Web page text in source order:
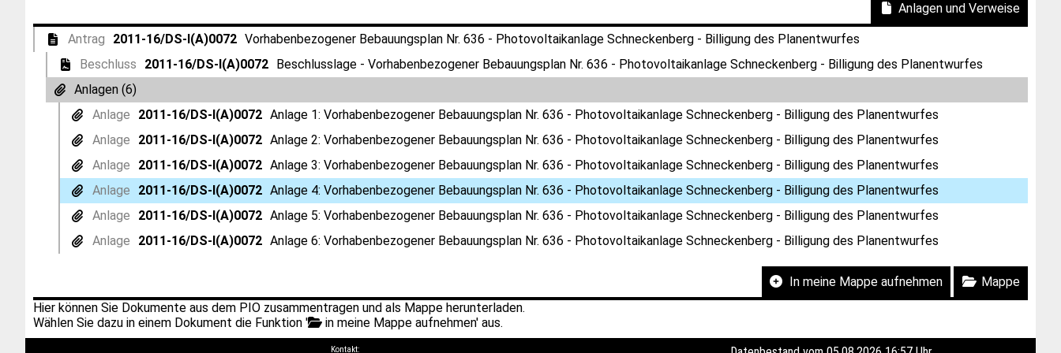
Anlagen und Verweise
Antrag 2011-16/DS-I(A)0072 Vorhabenbezogener Bebauungsplan Nr. 636 - Photovoltaikanlage Schneckenberg - Billigung des Planentwurfes
Beschluss
2011-16/DS-I(A)0072 Beschlusslage - Vorhabenbezogener Bebauungsplan Nr. 636 - Photovoltaikanlage Schneckenberg - Billigung des Planentwurfes
Anlagen (6)
Anlage
2011-16/DS-I(A)0072 Anlage 1: Vorhabenbezogener Bebauungsplan Nr. 636 - Photovoltaikanlage Schneckenberg - Billigung des Planentwurfes
Anlage
2011-16/DS-I(A)0072 Anlage 2: Vorhabenbezogener Bebauungsplan Nr. 636 - Photovoltaikanlage Schneckenberg - Billigung des Planentwurfes
Anlage
2011-16/DS-I(A)0072 Anlage 3: Vorhabenbezogener Bebauungsplan Nr. 636 - Photovoltaikanlage Schneckenberg - Billigung des Planentwurfes
Anlage
2011-16/DS-I(A)0072 Anlage 4: Vorhabenbezogener Bebauungsplan Nr. 636 - Photovoltaikanlage Schneckenberg - Billigung des Planentwurfes
Anlage
2011-16/DS-I(A)0072 Anlage 5: Vorhabenbezogener Bebauungsplan Nr. 636 - Photovoltaikanlage Schneckenberg - Billigung des Planentwurfes
Anlage
2011-16/DS-I(A)0072 Anlage 6: Vorhabenbezogener Bebauungsplan Nr. 636 - Photovoltaikanlage Schneckenberg - Billigung des Planentwurfes
In meine Mappe aufnehmen
Mappe
Hier können Sie Dokumente aus dem PIO zusammentragen und als Mappe herunterladen.
Wählen Sie dazu in einem Dokument die Funktion '
in meine Mappe aufnehmen' aus.
Kontakt: